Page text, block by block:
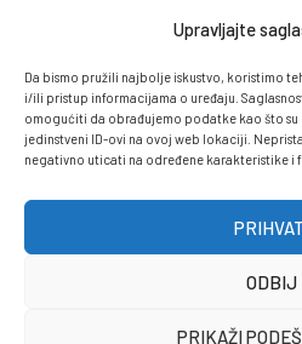
Upravljajte
Da bismo pružili najbolje iskustvo, koristimo
i/ili pristup informacijama o uređaju.
omogućiti da obrađujemo podatke kao što
jedinstveni ID-ovi na ovoj web lokaciji.
negativno uticati na određene karakteristike i
ODBIJ
PRIKAŽI